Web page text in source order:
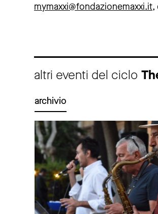
mymaxxi@fondazionemaxxi.it,
altri eventi del ciclo
archivio